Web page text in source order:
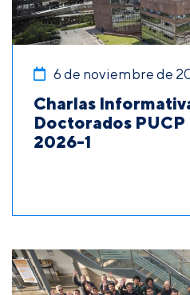
6 de noviembre de
Charlas
Doctorados
2026-1